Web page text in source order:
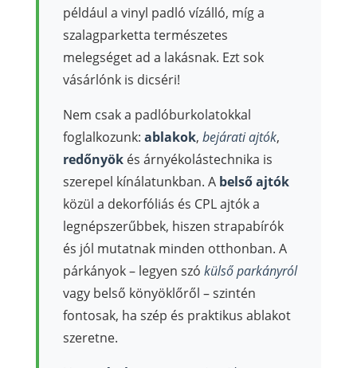
például a vinyl padló vízálló, míg a
szalagparketta természetes
melegséget ad a lakásnak. Ezt sok
vásárlónk is dicséri!
Nem csak a padlóburkolatokkal
foglalkozunk: ablakok, bejárati ajtók,
redőnyökés árnyékolástechnika is
szerepel kínálatunkban. A belső ajtók
közül a dekorfóliás és CPL ajtók a
legnépszerűbbek, hiszen strapabírók
és jól mutatnak minden otthonban. A
párkányok – legyen szó külső parkányról
vagy belső könyöklőről – szintén
fontosak, ha szép és praktikus ablakot
szeretne.